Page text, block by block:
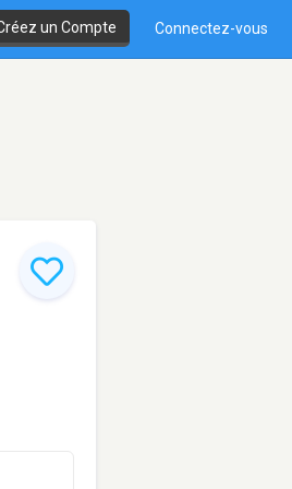
un Compte Connectez-vous